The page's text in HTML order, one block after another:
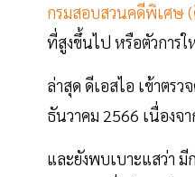
กรมสอบสวนคดีพิเศษ (
ที่สูงขึ้นไป หรือตัวการ
ล่าสุด ดีเอสไอ เข้าตรว
ธันวาคม 2566 เนื่องจ
และยังพบเบาะแสว่า